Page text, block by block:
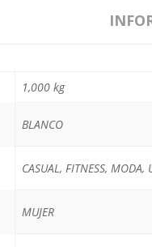
1,000 kg
BLANCO
CASUAL, FITNESS, MODA,
MUJER